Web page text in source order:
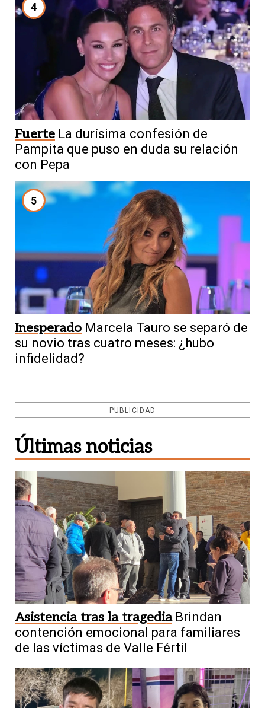
4
Fuerte La durísima confesión de
Pampita que puso en duda su relación
con Pepa
5
Inesperado Marcela Tauro se separó de
su novio tras cuatro meses: ¿hubo
infidelidad?
PUBLICIDAD
Últimas noticias
Asistencia tras la tragedia Brindan
contención emocional para familiares
de las víctimas de Valle Fértil